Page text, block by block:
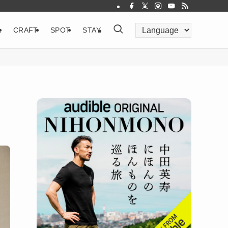
CRAFT SPOT STAY